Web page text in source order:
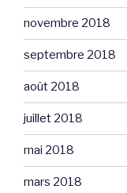
novembre 2018
septembre 2018
août 2018
juillet 2018
mai 2018
mars 2018